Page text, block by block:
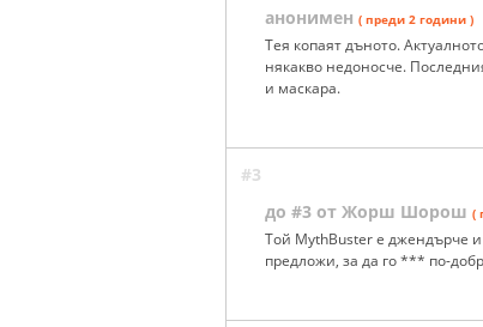
анонимен ( преди 2 години )
Тея копаят дъното.
някакво недоносче.
и маскара.
#3
до #3 от Жорш Шорош (
Той MythBuster е джендърче
предложи, за да го *** по-